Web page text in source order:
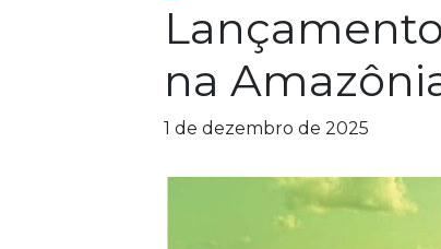
na
1 de dezembro de 2025